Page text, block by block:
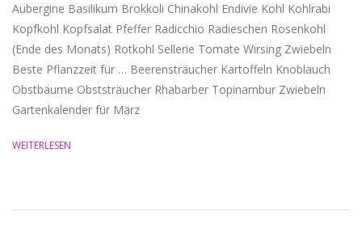
Aubergine Basilikum Brokkoli Chinakohl Endivie Kohl Kohlrabi
Kopfkohl Kopfsalat Pfeffer Radicchio Radieschen Rosenkohl
(Ende des Monats) Rotkohl Sellerie Tomate Wirsing Zwiebeln
Beste Pflanzzeit für … Beerensträucher Kartoffeln Knoblauch
Obstbäume Obststräucher Rhabarber Topinambur Zwiebeln
Gartenkalender für März
WEITERLESEN